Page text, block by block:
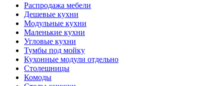
Распродажа мебели
Дешевые кухни
Модульные кухни
Маленькие кухни
Угловые кухни
Тумбы под мойку
Кухонные модули отдельно
Столешницы
Комоды